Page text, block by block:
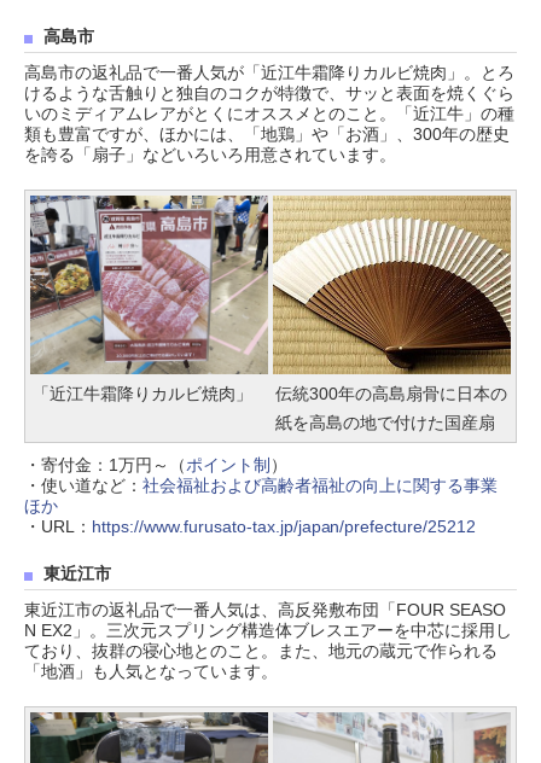
高島市
高島市の返礼品で一番人気が「近江牛霜降りカルビ焼肉」。とろ
けるような舌触りと独自のコクが特徴で、サッと表面を焼くぐら
いのミディアムレアがとくにオススメとのこと。「近江牛」の種
類も豊富ですが、ほかには、「地鶏」や「お酒」、300年の歴史
を誇る「扇子」などいろいろ用意されています。
「近江牛霜降りカルビ焼肉」
伝統300年の高島扇骨に日本の
紙を高島の地で付けた国産扇
・寄付金：1万円～（ポイント制 ）
・使い道など： 社会福祉および高齢者福祉の向上に関する事業
ほか
・URL： https://www.furusato-tax.jp/japan/prefecture/25212
東近江市
東近江市の返礼品で一番人気は、高反発敷布団「FOUR SEASO
N EX2」。三次元スプリング構造体ブレスエアーを中芯に採用し
ており、抜群の寝心地とのこと。また、地元の蔵元で作られる
「地酒」も人気となっています。